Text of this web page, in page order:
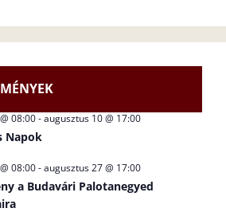
08:00-augusztus 10 @ 17:00
Napok
08:00-augusztus 27 @ 17:00
a Budavári Palotanegyed